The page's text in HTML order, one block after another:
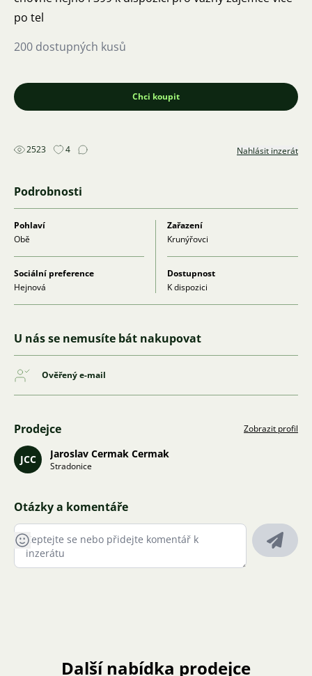
po tel
200 dostupných kusů
Chci koupit
2523 4 Nahlásit inzerát
Podrobnosti
Pohlaví
Obě
Zařazení
Krunýřovci
Sociální preference
Hejnová
Dostupnost
K dispozici
U nás se nemusíte bát nakupovat
Ověřený e-mail
Prodejce Zobrazit profil
JCC Jaroslav Cermak Cermak
Stradonice
Otázky a komentáře
Další nabídka prodejce